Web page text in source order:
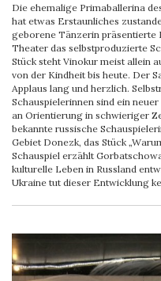
Die ehemalige Primaballerina
hat etwas Erstaunliches
geborene Tänzerin präsentierte
Theater das selbstproduzierte
Stück steht Vinokur meist allein
von der Kindheit bis heute. Der
Applaus lang und herzlich.
Schauspielerinnen sind ein
an Orientierung in schwieriger
bekannte russische
Gebiet Donezk, das Stück
Schauspiel erzählt
kulturelle Leben in Russland
Ukraine tut dieser Entwicklung